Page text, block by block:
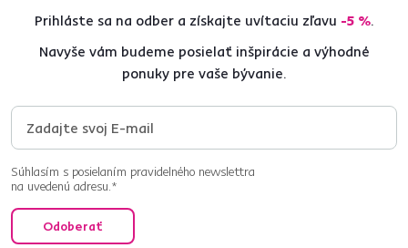
Prihláste sa na odber a získajte uvítaciu zľavu -5 %.
Navyše vám budeme posielať inšpirácie a výhodné
ponuky pre vaše bývanie.
Súhlasím s posielaním pravidelného newslettra
na uvedenú adresu.*
Odoberať